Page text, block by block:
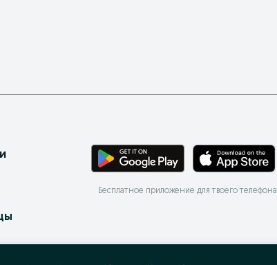
Бесплатное приложение для твоего телефона